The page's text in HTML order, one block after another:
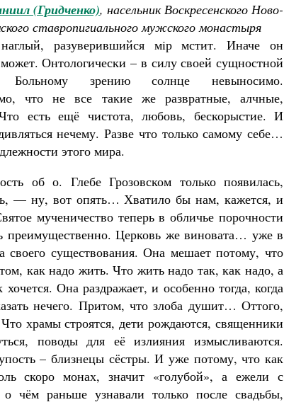
(Гридченко), насельник Воскресенского Ново-
ставропигиального мужского монастыря
разуверившийся мiр мстит. Иначе он
Онтологически – в силу своей сущностной
Больному зрению солнце невыносимо.
что не все такие же развратные, алчные,
есть ещё чистота, любовь, бескорыстие. И
нечему. Разве что только самому себе…
этого мира.
об о. Глебе Грозовском только появилась,
— ну, вот опять… Хватило бы нам, кажется, и
мученичество теперь в обличье порочности
преимущественно. Церковь же виновата… уже в
своего существования. Она мешает потому, что
как надо жить. Что жить надо так, как надо, а
хочется. Она раздражает, и особенно тогда, когда
нечего. Притом, что злоба душит… Оттого,
храмы строятся, дети рождаются, священники
поводы для её излияния измысливаются.
– близнецы сёстры. И уже потому, что как
скоро монах, значит «голубой», а ежели с
чём раньше узнавали только после свадьбы,